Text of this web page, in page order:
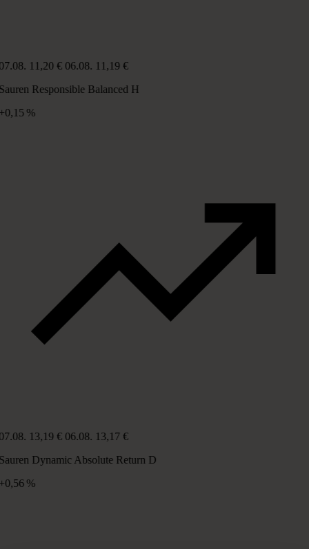
11,20 € 06.08. 11,19 €
Responsible Balanced H
%
13,19 € 06.08. 13,17 €
Dynamic Absolute Return D
%